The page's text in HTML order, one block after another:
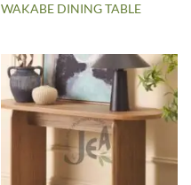
WAKABE DINING TABLE